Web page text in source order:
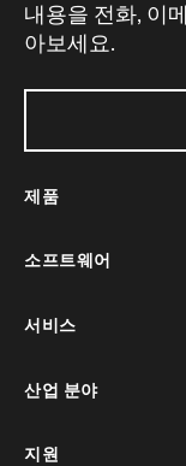
내용을 전화, 이
아보세요.
제품
소프트웨어
서비스
산업 분야
지원